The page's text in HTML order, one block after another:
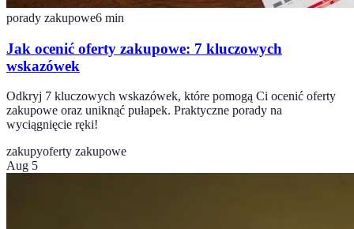
porady zakupowe6 min
Jak ocenić oferty zakupowe: 7 kluczowych
wskazówek
Odkryj 7 kluczowych wskazówek, które pomogą Ci ocenić oferty
zakupowe oraz uniknąć pułapek. Praktyczne porady na
wyciągnięcie ręki!
zakupyoferty zakupowe
Aug 5